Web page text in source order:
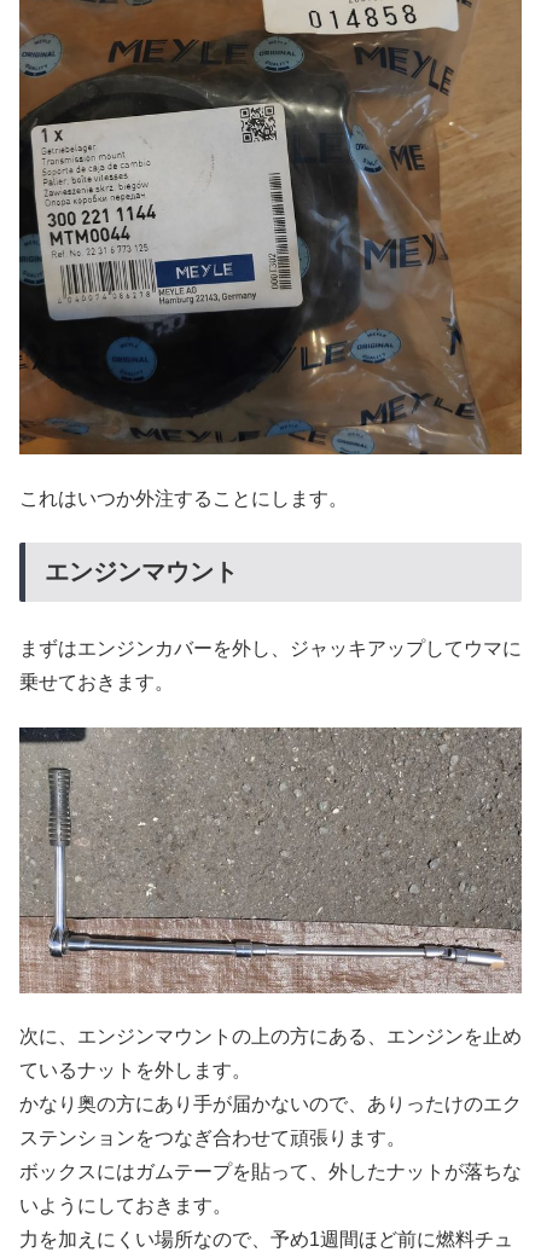
これはいつか外注することにします。
エンジンマウント
まずはエンジンカバーを外し、ジャッキアップしてウマに
乗せておきます。
次に、エンジンマウントの上の方にある、エンジンを止め
ているナットを外します。
かなり奥の方にあり手が届かないので、ありったけのエク
ステンションをつなぎ合わせて頑張ります。
ボックスにはガムテープを貼って、外したナットが落ちな
いようにしておきます。
力を加えにくい場所なので、予め1週間ほど前に燃料チュ